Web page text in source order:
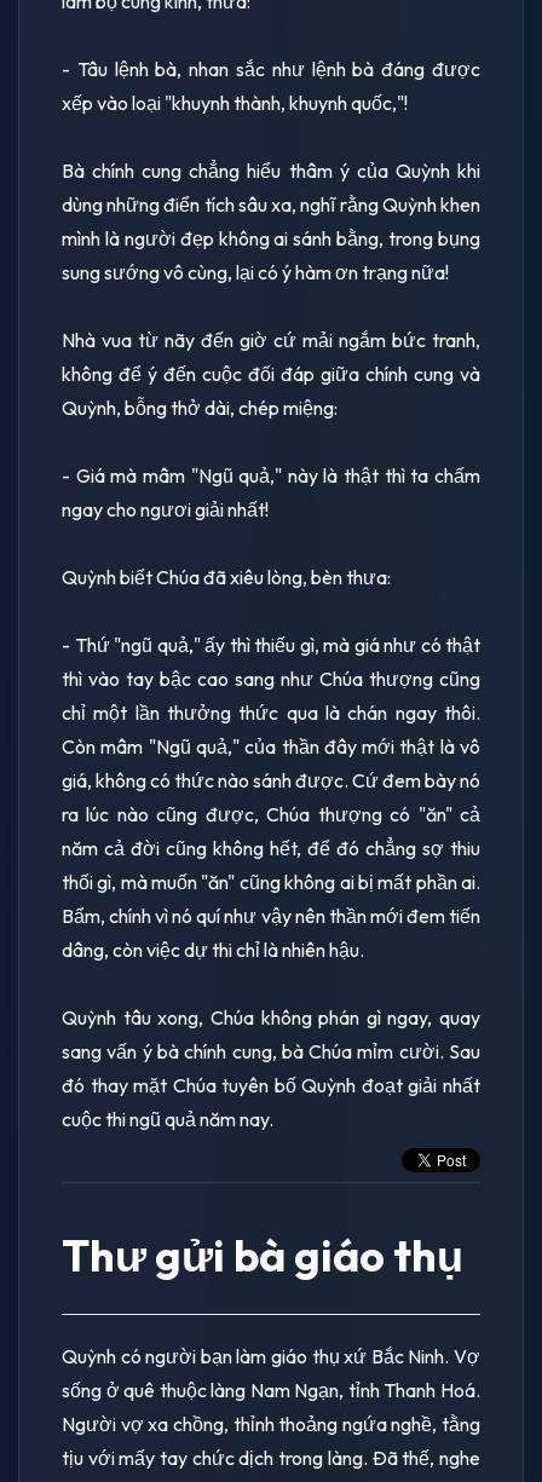
- Tâu lệnh bà, nhan sắc như lệnh bà đáng được
xếp vào loại "khuynh thành, khuynh quốc,"!
Bà chính cung chẳng hiểu thâm ý của Quỳnh khi
dùng những điển tích sâu xa, nghĩ rằng Quỳnh khen
mình là người đẹp không ai sánh bằng, trong bụng
sung sướng vô cùng, lại có ý hàm ơn trạng nữa!
Nhà vua từ nãy đến giờ cứ mải ngắm bức tranh,
không để ý đến cuộc đối đáp giữa chính cung và
Quỳnh, bỗng thở dài, chép miệng:
- Giá mà mâm "Ngũ quả," này là thật thì ta chấm
ngay cho ngươi giải nhất!
Quỳnh biết Chúa đã xiêu lòng, bèn thưa:
- Thứ "ngũ quả," ấy thì thiếu gì, mà giá như có thật
thì vào tay bậc cao sang như Chúa thượng cũng
chỉ một lần thưởng thức qua là chán ngay thôi.
Còn mâm "Ngũ quả," của thần đây mới thật là vô
giá, không có thức nào sánh được. Cứ đem bày nó
ra lúc nào cũng được, Chúa thượng có "ăn" cả
năm cả đời cũng không hết, để đó chẳng sợ thiu
thối gì, mà muốn "ăn" cũng không ai bị mất phần ai.
Bẩm, chính vì nó quí như vậy nên thần mới đem tiến
dâng, còn việc dự thi chỉ là nhiên hậu.
Quỳnh tâu xong, Chúa không phán gì ngay, quay
sang vấn ý bà chính cung, bà Chúa mỉm cười. Sau
đó thay mặt Chúa tuyên bố Quỳnh đoạt giải nhất
cuộc thi ngũ quả năm nay.
Thư gửi bà giáo thụ
Quỳnh có người bạn làm giáo thụ xứ Bắc Ninh. Vợ
sống ở quê thuộc làng Nam Ngạn, tỉnh Thanh Hoá.
Người vợ xa chồng, thỉnh thoảng ngứa nghề, tằng
tịu với mấy tay chức dịch trong làng. Ðã thế, nghe